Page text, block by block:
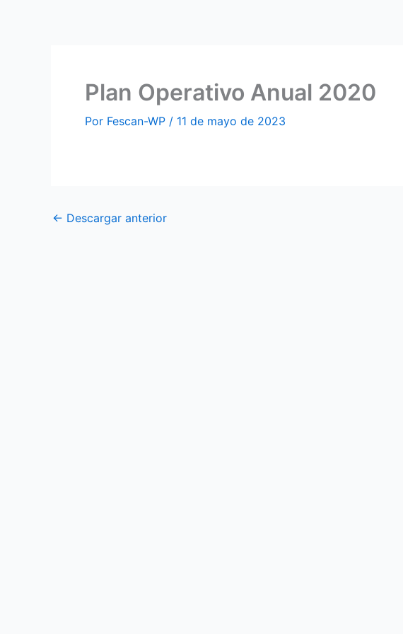
Plan Operativo Anual 2020
Por Fescan-WP / 11 de mayo de 2023
← Descargar anterior